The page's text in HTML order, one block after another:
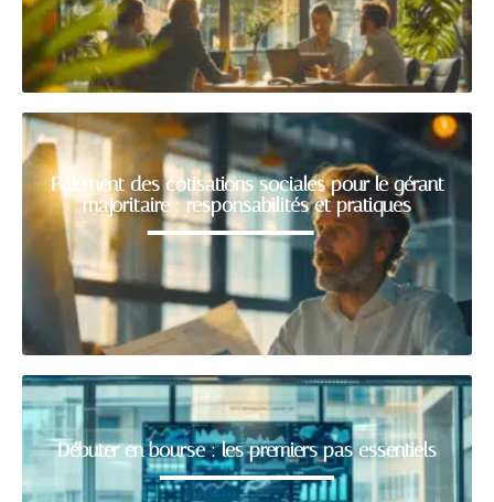
Paiement des cotisations sociales pour le gérant
majoritaire : responsabilités et pratiques
Débuter en bourse : les premiers pas essentiels